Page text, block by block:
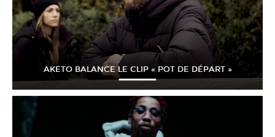
AKETO BALANCE LE CLIP « POT DE DÉPART »